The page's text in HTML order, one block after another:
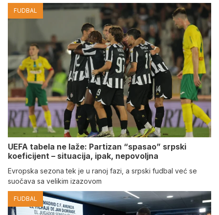
FUDBAL
UEFA tabela ne laže: Partizan “spasao” srpski
koeficijent – situacija, ipak, nepovoljna
Evropska sezona tek je u ranoj fazi, a srpski fudbal već se
suočava sa velikim izazovom
FUDBAL